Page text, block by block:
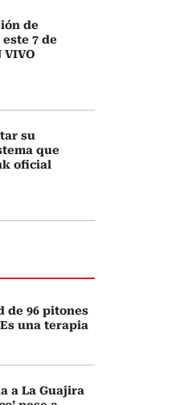
de
7 de
VIVO
su
que
oficial
de 96 pitones
una terapia
a La Guajira